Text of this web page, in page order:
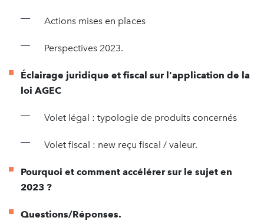
Actions mises en places
Perspectives 2023.
Éclairage juridique et fiscal sur l'application de la
loi AGEC
Volet légal : typologie de produits concernés
Volet fiscal : new reçu fiscal / valeur.
Pourquoi et comment accélérer sur le sujet en
2023 ?
Questions/Réponses.